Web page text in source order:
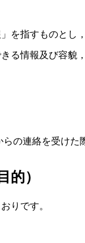
を指すものと
る情報及び容
の連絡を受けた
的）
りです。